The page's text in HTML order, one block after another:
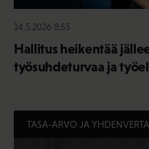
14.5.2026 8:55
Hallitus heikentää
työsuhdeturvaa ja
TASA-ARVO JA